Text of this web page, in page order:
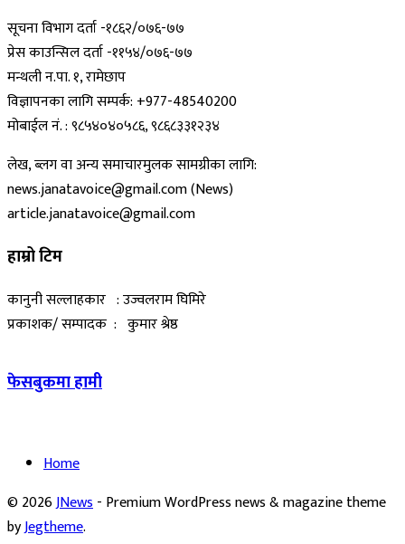
सूचना विभाग दर्ता -१८६२/०७६-७७
प्रेस काउन्सिल दर्ता -११५४/०७६-७७
मन्थली न.पा. १, रामेछाप
विज्ञापनका लागि सम्पर्क: +977-48540200
मोबाईल नं. : ९८५४०४०५८६, ९८६८३३१२३४
लेख, ब्लग वा अन्य समाचारमुलक सामग्रीका लागि:
news.janatavoice@gmail.com (News)
article.janatavoice@gmail.com
हाम्रो टिम
कानुनी सल्लाहकार : उज्वलराम घिमिरे
प्रकाशक/ सम्पादक : कुमार श्रेष्ठ
फेसबुकमा हामी
Home
© 2026JNews- Premium WordPress news & magazine theme
byJegtheme.